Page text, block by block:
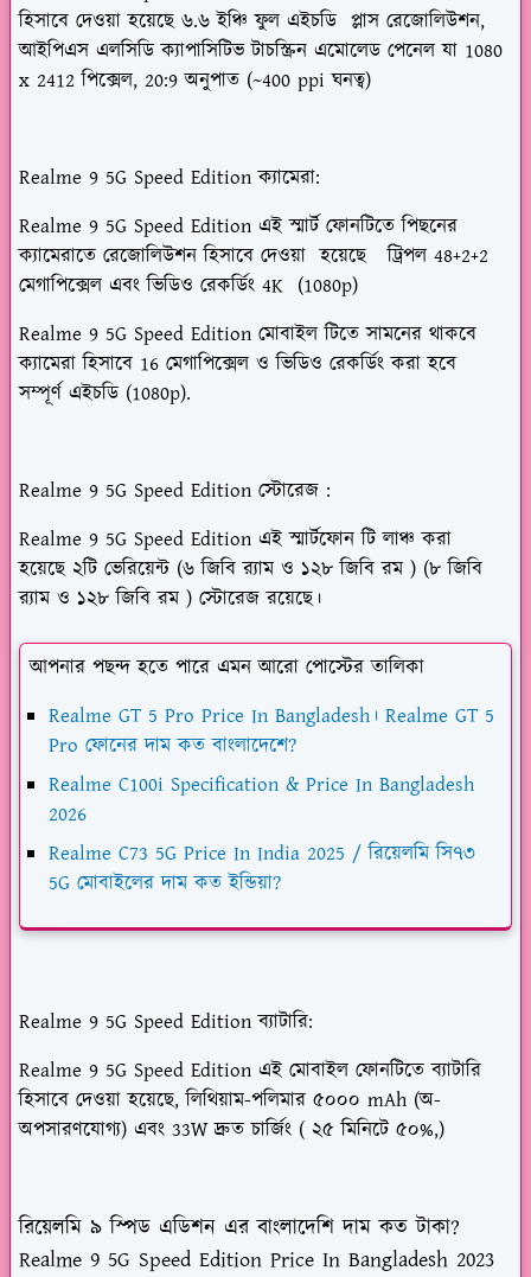
হিসাবে দেওয়া হয়েছে ৬.৬ ইঞ্চি ফুল এইচডি প্লাস রেজোলিউশন,
আইপিএস এলসিডি ক্যাপাসিটিভ টাচস্ক্রিন এমোলেড পেনেল যা 1080
x 2412 পিক্সেল, 20:9 অনুপাত (~400 ppi ঘনত্ব)
Realme 9 5G Speed Edition ক্যামেরা:
Realme 9 5G Speed Edition এই স্মার্ট ফোনটিতে পিছনের
ক্যামেরাতে রেজোলিউশন হিসাবে দেওয়া হয়েছেট্রিপল 48+2+2
মেগাপিক্সেল এবং ভিডিও রেকর্ডিং 4K (1080p)
Realme 9 5G Speed Edition মোবাইল টিতে সামনের থাকবে
ক্যামেরা হিসাবে 16 মেগাপিক্সেল ও ভিডিও রেকর্ডিং করা হবে
সম্পূর্ণ এইচডি (1080p).
Realme 9 5G Speed Edition স্টোরেজ :
Realme 9 5G Speed Edition এই স্মার্টফোন টি লাঞ্চ করা
হয়েছে ২টি ভেরিয়েন্ট (৬ জিবি র‌্যাম ও ১২৮জিবি রম ) (৮ জিবি
র‌্যাম ও ১২৮জিবি রম ) স্টোরেজ রয়েছে।
আপনার পছন্দ হতে পারে এমন আরো পোস্টের তালিকা
Realme GT 5 Pro Price In Bangladesh। Realme GT 5
Pro ফোনের দাম কত বাংলাদেশে?
Realme C100i Specification & Price In Bangladesh
2026
Realme C73 5G Price In India 2025 / রিয়েলমি সি৭৩
5G মোবাইলের দাম কত ইন্ডিয়া?
Realme 9 5G Speed Edition ব্যাটারি:
Realme 9 5G Speed Edition এই মোবাইল ফোনটিতে ব্যাটারি
হিসাবে দেওয়া হয়েছে,লিথিয়াম-পলিমার ৫০০০ mAh (অ-
অপসারণযোগ্য) এবং 33W দ্রুত চার্জিং ( ২৫ মিনিটে ৫০%,)
রিয়েলমি ৯ স্পিড এডিশন এর বাংলাদেশি দাম কত টাকা?
Realme 9 5G Speed Edition Price In Bangladesh 2023